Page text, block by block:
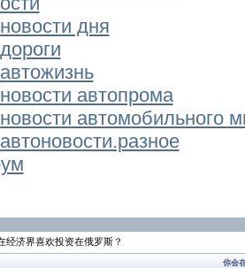
новости дня
дороги
автожизнь
новости автопрома
новости автомобильного
автоновости.разное
经济界喜欢投资在俄罗斯？
你会